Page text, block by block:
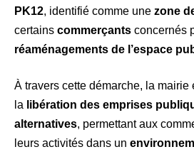
PK12, identifié comme une zone
certains commerçants concernés
réaménagements de l’espace
À travers cette démarche, la mairie
la libération des emprises
alternatives, permettant aux
leurs activités dans un